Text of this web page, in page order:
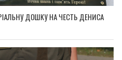
ДОШКУ НА ЧЕСТЬ ДЕНИСА